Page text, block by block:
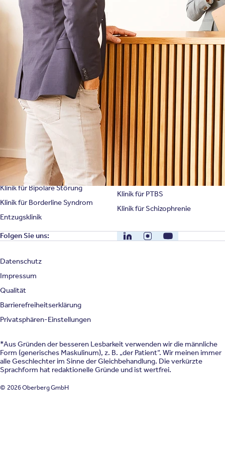
Symptome & Beschwerden
Selbsttests
Presse
Bewertungen
Karriere
Unternehmensfakten
Spezialisierte Kliniken
Klinik für Depression
Klinik für Burnout
Klinik für Angststörung
Klinik für Zwangsstörung
Klinik für Persönlichkeitsstörung
Klinik für Bipolare Störung
Klinik für Borderline Syndrom
Entzugsklinik
Suchtklinik
Klinik für Anorexie
Klinik für Erschöpfung
Klinik für Essstörung
Klinik für Mediensucht
Klinik für Psychose
Klinik für PTBS
Klinik für Schizophrenie
Folgen Sie uns: LinkedInInstagramYouTube
Datenschutz
Impressum
Qualität
Barrierefreiheitserklärung
Privatsphären-Einstellungen
*Aus Gründen der besseren Lesbarkeit verwenden wir die männliche
Form (generisches Maskulinum), z. B. „der Patient“. Wir meinen immer
alle Geschlechter im Sinne der Gleichbehandlung. Die verkürzte
Sprachform hat redaktionelle Gründe und ist wertfrei.
© 2026 Oberberg GmbH